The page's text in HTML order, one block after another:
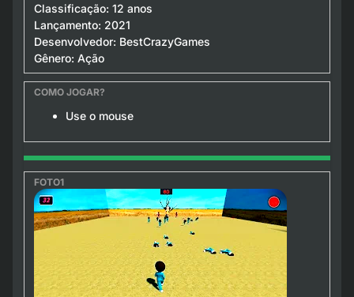
Classificação: 12 anos
Lançamento: 2021
Desenvolvedor: BestCrazyGames
Gênero: Ação
Use o mouse